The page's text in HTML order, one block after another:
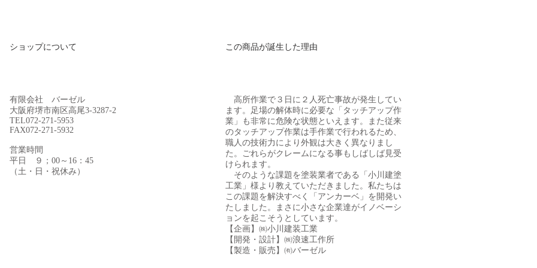
ショップについて ​この商品が誕生した理由
有限会社 バーゼル
大阪府堺市南区高尾3-3287-2
TEL072-271-5953
FAX072-271-5932
営業時間
平日 ９；00～16：45
​（土・日・祝休み）
高所作業で３日に２人死亡事故が発生してい
ます。足場の解体時に必要な「タッチアップ作
業」も非常に危険な状態といえます。また従来
のタッチアップ作業は手作業で行われるため、
職人の技術力により外観は大きく異なりまし
た。ごれらがクレームになる事もしばしば見受
けられます。
そのような課題を塗装業者である「小川建塗
工業」様より教えていただきました。私たちは
この課題を解決すべく「アンカーベ」を開発い
たしました。まさに小さな企業達がイノベーシ
ョンを起こそうとしています。
【企画】㈱小川建装工業
【開発・設計】㈱浪速工作所
【製造・販売】㈲バーゼル